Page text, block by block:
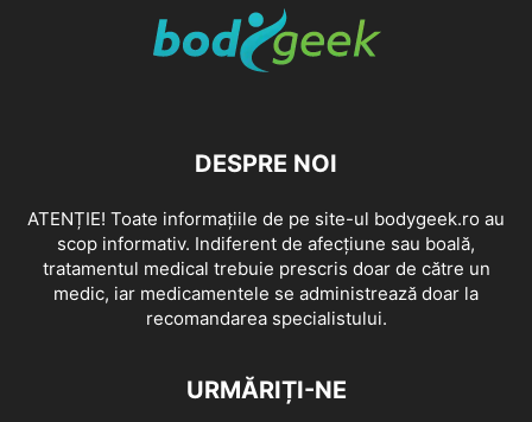
DESPRE NOI
ATENȚIE! Toate informațiile de pe site-ul bodygeek.ro au
scop informativ. Indiferent de afecțiune sau boală,
tratamentul medical trebuie prescris doar de către un
medic, iar medicamentele se administrează doar la
recomandarea specialistului.
URMĂRIȚI-NE